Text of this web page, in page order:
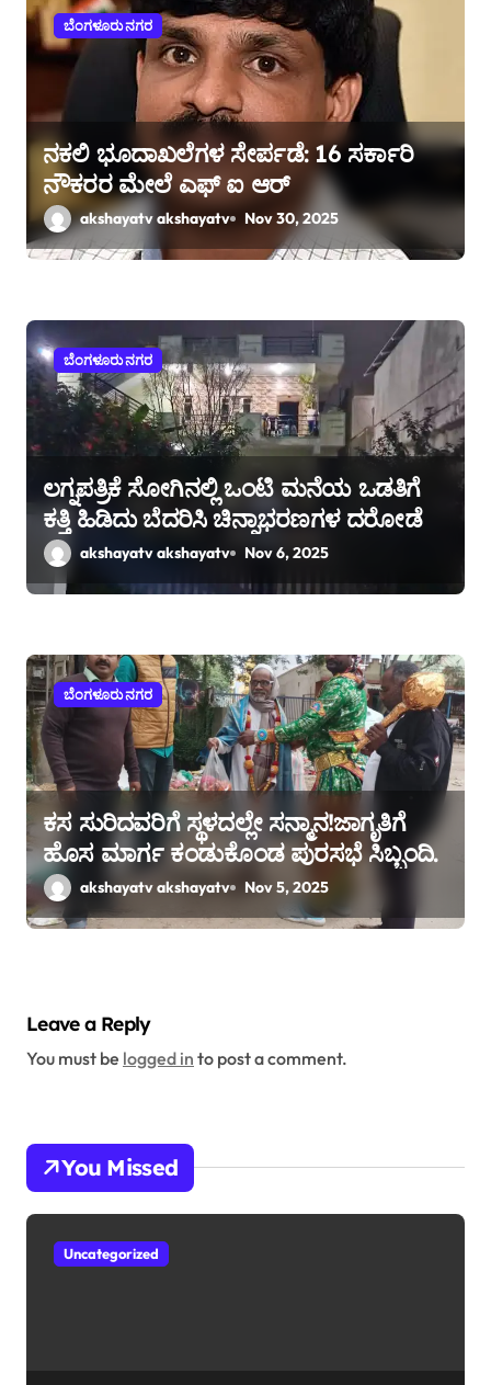
a
t
i
o
n
ಬೆಂಗಳೂರು ನಗರ
ನಕಲಿ ಭೂದಾಖಲೆಗಳ ಸೇರ್ಪಡೆ: 16 ಸರ್ಕಾರಿ
ನೌಕರರ ಮೇಲೆ ಎಫ್ ಐ ಆರ್
akshayatv akshayatv Nov 30, 2025
ಬೆಂಗಳೂರು ನಗರ
ಲಗ್ನಪತ್ರಿಕೆ ಸೋಗಿನಲ್ಲಿ ಒಂಟಿ ಮನೆಯ ಒಡತಿಗೆ
ಕತ್ತಿ ಹಿಡಿದು ಬೆದರಿಸಿ ಚಿನ್ನಾಭರಣಗಳ ದರೋಡೆ
akshayatv akshayatv Nov 6, 2025
ಬೆಂಗಳೂರು ನಗರ
ಕಸ ಸುರಿದವರಿಗೆ ಸ್ಥಳದಲ್ಲೇ ಸನ್ಮಾನ!ಜಾಗೃತಿಗೆ
ಹೊಸ ಮಾರ್ಗ ಕಂಡುಕೊಂಡ ಪುರಸಭೆ ಸಿಬ್ಬಂದಿ.
akshayatv akshayatv Nov 5, 2025
Leave a Reply
You must be logged in to post a comment.
You Missed
Uncategorized